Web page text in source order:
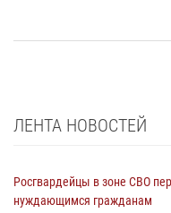
ЛЕНТА НОВОСТЕЙ
Росгвардейцы в зоне СВО
нуждающимся гражданам